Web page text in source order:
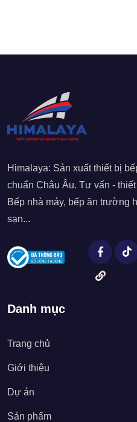
Himalaya: Sản xuất thiết bị
chuẩn Châu Âu. Tư vấn -
Bếp nhà máy, bếp ăn trường
sạn...
Danh mục
Trang chủ
Giới thiệu
Dự án
Sản phẩm